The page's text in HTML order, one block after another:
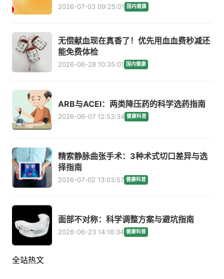
2026-07-03 09:25:01 国内健康
无偿献血现在真香了！优先用血血费秒减还
能免费体检
2026-06-28 10:35:01 国内健康
ARB与ACEI：两类降压药的科学选药指南
2026-06-07 12:53:34 健康科普
精索静脉曲张手术：3种术式切口差异与选
择指南
2026-07-02 13:03:57 健康科普
面部不对称：科学调整方案与避坑指南
2026-06-23 14:16:34 健康科普
全站热文